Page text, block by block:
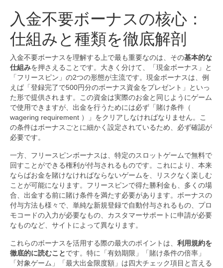
入金不要ボーナスの核心：
仕組みと種類を徹底解剖
入金不要ボーナスを理解する上で最も重要なのは、その基本的な
仕組みを押さえることです。大きく分けて、「現金ボーナス」と
「フリースピン」の2つの形態が主流です。現金ボーナスは、例
えば「登録完了で500円分のボーナス資金をプレゼント」といっ
た形で提供されます。この資金は実際のお金と同じようにゲーム
で使用できますが、出金を行うためには必ず「賭け条件（
wagering requirement ）」をクリアしなければなりません。こ
の条件はボーナスごとに細かく設定されているため、必ず確認が
必要です。
一方、フリースピンボーナスは、特定のスロットゲームで無料で
回すことができる権利が付与されるものです。これにより、本来
ならばお金を賭けなければならないゲームを、リスクなく楽しむ
ことが可能になります。フリースピンで得た勝利金も、多くの場
合、出金する前に賭け条件を満たす必要があります。ボーナスの
付与方法も様々で、単純な新規登録で自動付与されるもの、プロ
モコードの入力が必要なもの、カスタマーサポートに申請が必要
なものなど、サイトによって異なります。
これらのボーナスを活用する際の最大のポイントは、 利用規約を
徹底的に読むことです。特に「有効期限」「賭け条件の倍率」
「対象ゲーム」「最大出金限度額」は四大チェック項目と言える